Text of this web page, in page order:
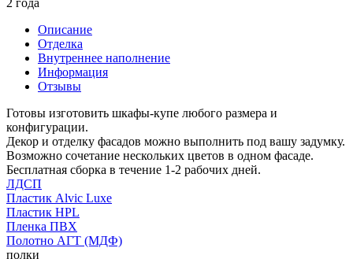
Описание
Отделка
Внутреннее наполнение
Информация
Отзывы
Готовы изготовить шкафы-купе любого размера и
конфигурации.
Декор и отделку фасадов можно выполнить под вашу задумку.
Возможно сочетание нескольких цветов в одном фасаде.
Бесплатная сборка в течение 1-2 рабочих дней.
ЛДСП
Пластик Alvic Luxe
Пластик HPL
Пленка ПВХ
Полотно АГТ (МДФ)
полки